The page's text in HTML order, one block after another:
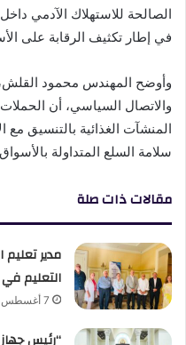
الصالحة للاستهلاك الآدمي
في إطار تكثيف الرقابة على
وأوضح المهندس محمود القلش،
والاتصال السياسي، أن
المنشآت الغذائية بالتنسيق مع
سلامة السلع المتداولة
مقالات ذات صلة
مدير
التعليم في
7 أغسطس، 2026